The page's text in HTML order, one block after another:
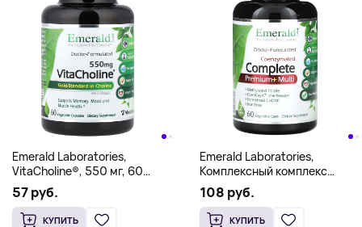
Emerald Laboratories,
VitaCholine®, 550 мг, 60
растительных капсул (275 мг
в 1 капсуле)
57 руб.
КУПИТЬ
Emerald Laboratories,
Комплексный комплекс
премиум-класса и
мультивитаминов, 60
овощных капсул
108 руб.
КУПИТЬ